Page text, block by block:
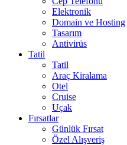
Elektronik
Domain ve Hosting
Tasarım
Antivirüs
Tatil
Tatil
Araç Kiralama
Otel
Cruise
Uçak
Fırsatlar
Günlük Fırsat
Özel Alışveriş